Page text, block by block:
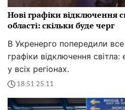
Нові графіки відключення
області: скільки буде черг
В Укренерго попередили
графіки відключення світла:
у всіх регіонах.
18:51 25.11